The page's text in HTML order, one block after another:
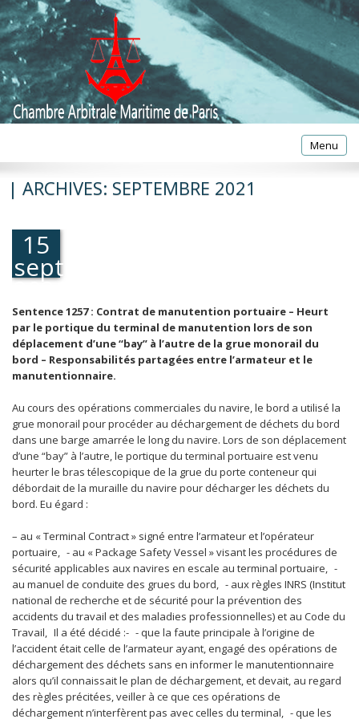
Toggle
Menu
| ARCHIVES: SEPTEMBRE 2021
15
septembre
2021
Sentence 1257 : Contrat de manutention portuaire – Heurt
par le portique du terminal de manutention lors de son
déplacement d’une “bay” à l’autre de la grue monorail du
bord – Responsabilités partagées entre l’armateur et le
manutentionnaire.
Au cours des opérations commerciales du navire, le bord a utilisé la
grue monorail pour procéder au déchargement de déchets du bord
dans une barge amarrée le long du navire. Lors de son déplacement
d’une “bay” à l’autre, le portique du terminal portuaire est venu
heurter le bras télescopique de la grue du porte conteneur qui
débordait de la muraille du navire pour décharger les déchets du
bord. Eu égard :
– au « Terminal Contract » signé entre l’armateur et l’opérateur
portuaire, - au « Package Safety Vessel » visant les procédures de
sécurité applicables aux navires en escale au terminal portuaire, -
au manuel de conduite des grues du bord, - aux règles INRS (Institut
national de recherche et de sécurité pour la prévention des
accidents du travail et des maladies professionnelles) et au Code du
Travail, Il a été décidé :- - que la faute principale à l’origine de
l’accident était celle de l’armateur ayant, engagé des opérations de
déchargement des déchets sans en informer le manutentionnaire
alors qu’il connaissait le plan de déchargement, et devait, au regard
des règles précitées, veiller à ce que ces opérations de
déchargement n’interfèrent pas avec celles du terminal, - que les